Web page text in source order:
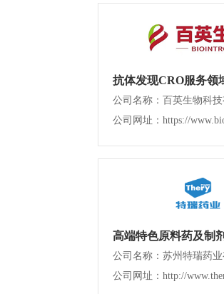
抗体发现CRO服务领
公司名称：百英生物科技
高端特色原料药及制
公司名称：苏州特瑞药业
公司网址：http://